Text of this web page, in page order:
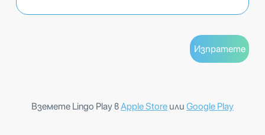
Вземете Lingo Play вApple Store или Google Play